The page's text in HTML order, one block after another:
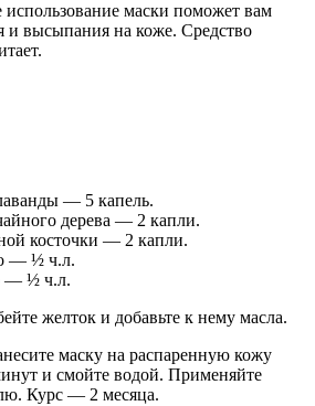
использование маски поможет вам
и высыпания на коже. Средство
— 5 капель.
дерева — 2 капли.
косточки — 2 капли.
— ½ ч.л.
— ½ ч.л.
желток и добавьте к нему масла.
маску на распаренную кожу
и смойте водой. Применяйте
Курс — 2 месяца.